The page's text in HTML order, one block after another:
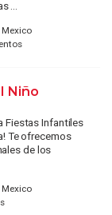
...
Niño
Infantiles
Te ofrecemos
de los